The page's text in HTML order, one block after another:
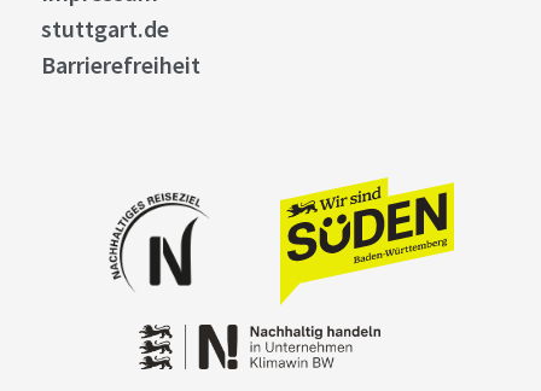
stuttgart.de
Barrierefreiheit